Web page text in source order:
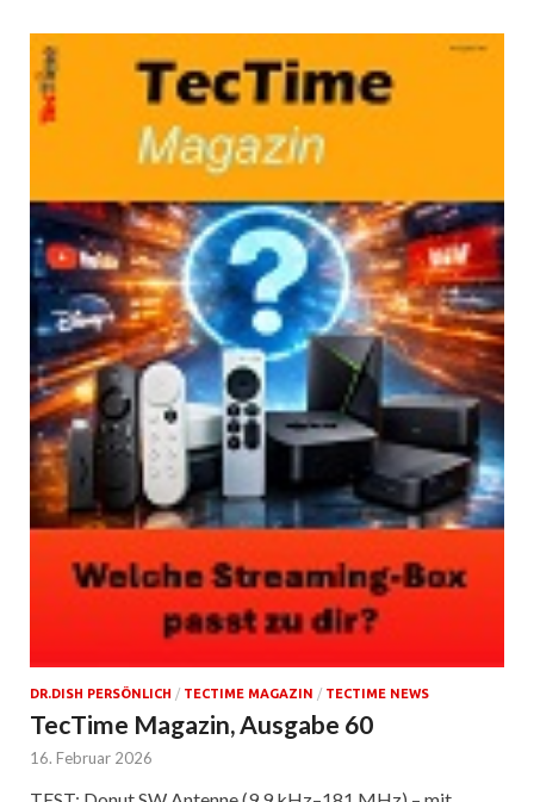
DR.DISH PERSÖNLICH / TECTIME MAGAZIN / TECTIME NEWS
TecTime Magazin, Ausgabe 60
16. Februar 2026